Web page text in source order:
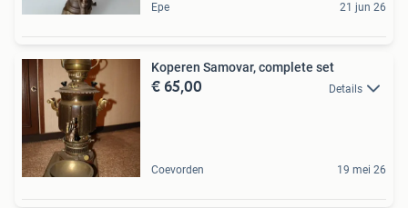
Epe 21 jun 26
Koperen Samovar, complete set
€ 65,00 Details
Coevorden 19 mei 26